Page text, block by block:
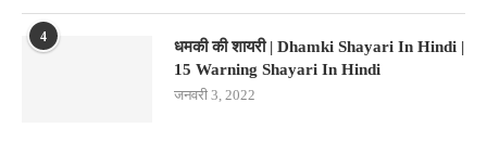
4
धमकी की शायरी | Dhamki Shayari In Hindi |
15 Warning Shayari In Hindi
जनवरी 3, 2022